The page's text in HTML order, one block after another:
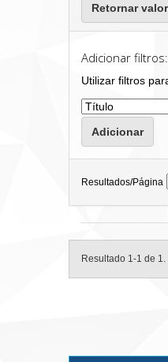
Retornar
Adicionar filtros:
Utilizar filtros
Resultados/Página
Resultado 1-1 de 1.